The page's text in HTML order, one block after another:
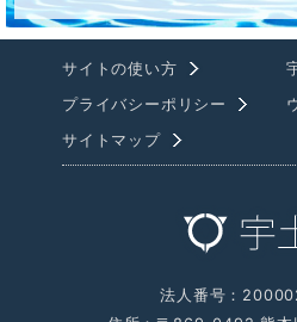
サイトの使い方
プライバシーポリシー
サイトマップ
法人番号：